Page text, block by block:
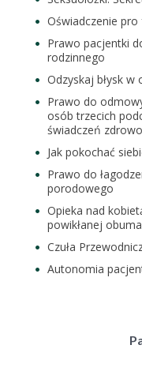
Oświadczenie
Prawo pacjentki
rodzinnego
Odzyskaj błysk w
Prawo do
osób trzecich
świadczeń
Jak pokochać
Prawo do
porodowego
Opieka nad
powikłanej
Czuła
Autonomia